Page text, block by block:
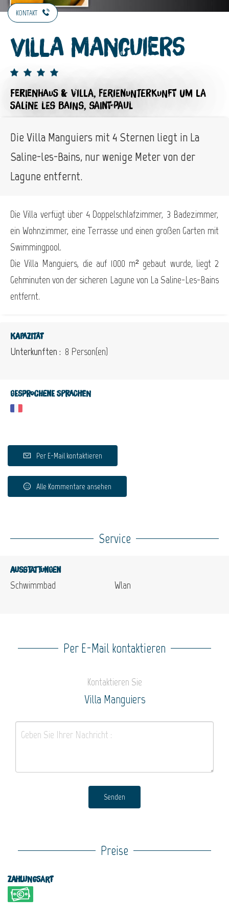
KONTAKT
Villa Manguiers
FERIENHAUS & VILLA, FERIENUNTERKUNFT UM LA
SALINE LES BAINS, SAINT-PAUL
Die Villa Manguiers mit 4 Sternen liegt in La
Saline-les-Bains, nur wenige Meter von der
Lagune entfernt.
Die Villa verfügt über 4 Doppelschlafzimmer, 3 Badezimmer,
ein Wohnzimmer, eine Terrasse und einen großen Garten mit
Swimmingpool.
Die Villa Manguiers, die auf 1000 m² gebaut wurde, liegt 2
Gehminuten von der sicheren Lagune von La Saline-Les-Bains
entfernt.
Kapazität
Unterkunften : 8 Person(en)
Gesprochene Sprachen
Per E-Mail kontaktieren
Alle Kommentare ansehen
Service
Ausstattungen
Schwimmbad Wlan
Per E-Mail kontaktieren
Kontaktieren Sie
Villa Manguiers
Senden
Preise
Zahlungsart